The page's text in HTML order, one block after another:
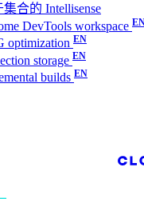
集合的 Intellisense
DevTools workspace
optimization
storage
builds